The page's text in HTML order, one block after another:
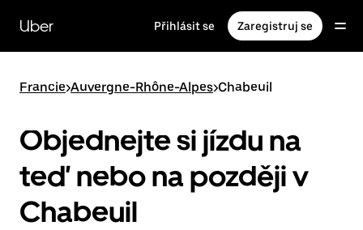
hlavní
obsah
Uber Přihlásit se Zaregistruj se
Francie>Auvergne-Rhône-Alpes>Chabeuil
Objednejte si jízdu na
teď nebo na později v
Chabeuil